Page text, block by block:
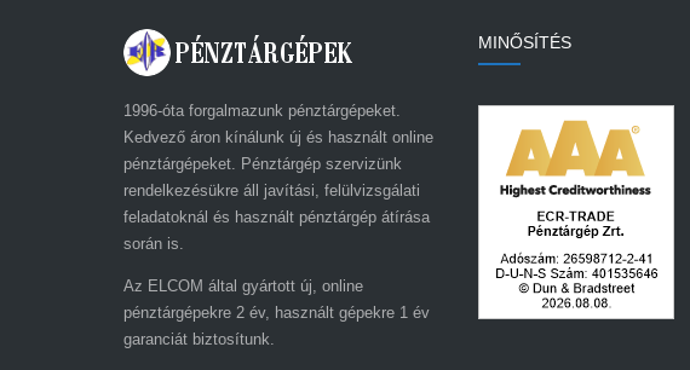
1996-óta forgalmazunk pénztárgépeket.
Kedvező áron kínálunk új és használt online
pénztárgépeket. Pénztárgép szervizünk
rendelkezésükre áll javítási, felülvizsgálati
feladatoknál és használt pénztárgép átírása
során is.
Az ELCOM által gyártott új, online
pénztárgépekre 2 év, használt gépekre 1 év
garanciát biztosítunk.
MINŐSÍTÉS